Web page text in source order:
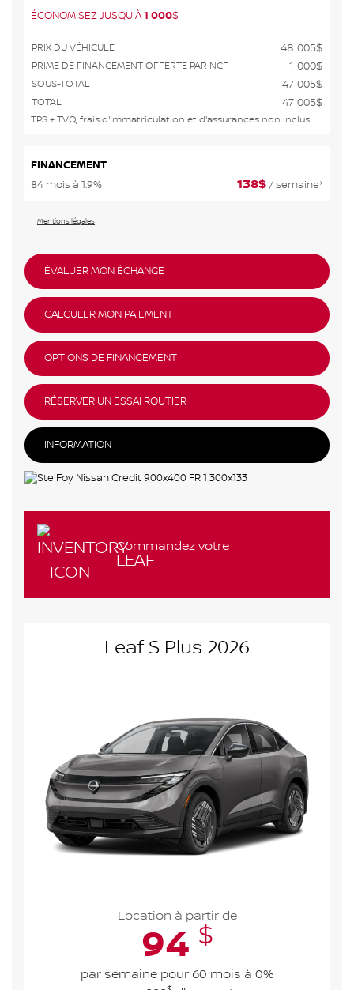
ÉCONOMISEZ JUSQU'À1 000$
PRIX DU VÉHICULE 48 005$
PRIME DE FINANCEMENT OFFERTE PAR NCF -1 000$
SOUS-TOTAL 47 005$
TOTAL 47 005$
TPS + TVQ, frais d'immatriculation et d'assurances non inclus.
FINANCEMENT
84 mois à 1.9%
138$ / semaine*
Mentions légales
ÉVALUER MON ÉCHANGE
CALCULER MON PAIEMENT
OPTIONS DE FINANCEMENT
RÉSERVER UN ESSAI ROUTIER
INFORMATION
Commandez votre
LEAF
Leaf S Plus 2026
Location à partir de
94 $
par semaine pour 60 mois à 0%